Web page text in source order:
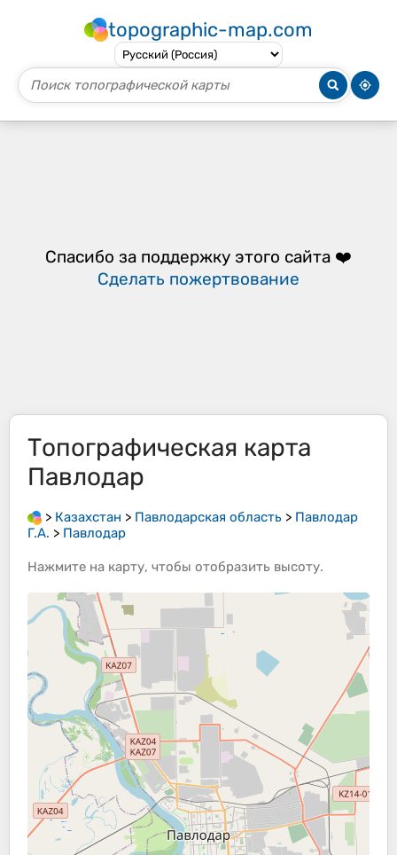
topographic-map.com
Спасибо за поддержку этого сайта ❤️
Сделать пожертвование
Топографическая карта
Павлодар
> Казахстан > Павлодарская область > Павлодар
Г.А. > Павлодар
Нажмите на карту, чтобы отобразить высоту.